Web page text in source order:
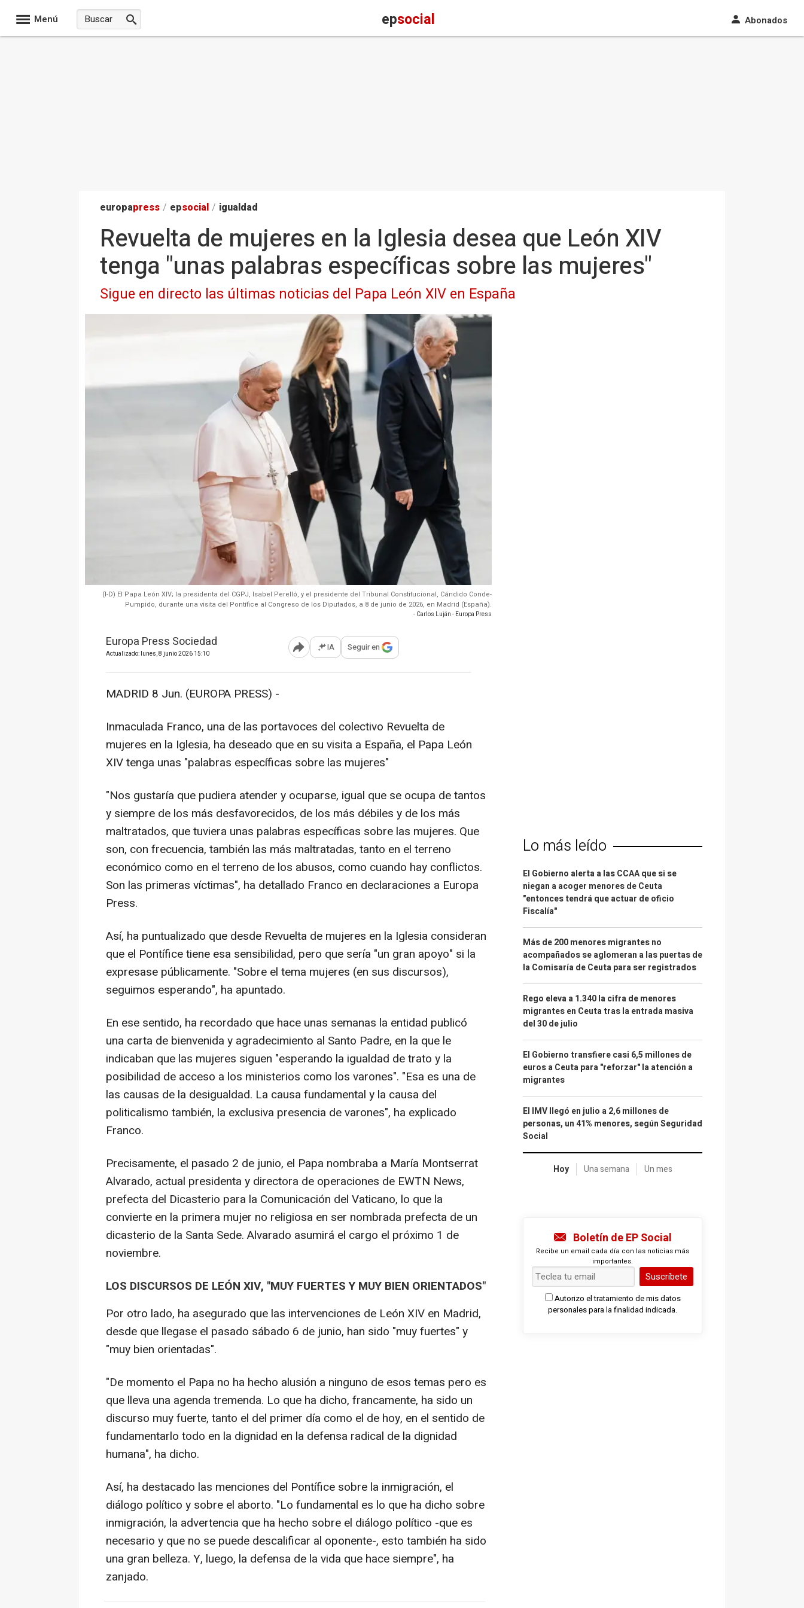
Menú epsocial Abonados
europapress / epsocial / igualdad
Revuelta de mujeres en la Iglesia desea que León XIV
tenga "unas palabras específicas sobre las mujeres"
Sigue en directo las últimas noticias del Papa León XIV en España
(I-D) El Papa León XIV; la presidenta del CGPJ, Isabel Perelló, y el presidente del Tribunal Constitucional, Cándido Conde-
Pumpido, durante una visita del Pontífice al Congreso de los Diputados, a 8 de junio de 2026, en Madrid (España).
- Carlos Luján - Europa Press
Europa Press Sociedad
Actualizado: lunes, 8 junio 2026 15:10 Abrir opciones para compartir
IA Seguir en
MADRID 8 Jun. (EUROPA PRESS) -
Inmaculada Franco, una de las portavoces del colectivo Revuelta de
mujeres en la Iglesia, ha deseado que en su visita a España, el Papa León
XIV tenga unas "palabras específicas sobre las mujeres"
"Nos gustaría que pudiera atender y ocuparse, igual que se ocupa de tantos
y siempre de los más desfavorecidos, de los más débiles y de los más
maltratados, que tuviera unas palabras específicas sobre las mujeres. Que
son, con frecuencia, también las más maltratadas, tanto en el terreno
económico como en el terreno de los abusos, como cuando hay conflictos.
Son las primeras víctimas", ha detallado Franco en declaraciones a Europa
Press.
Así, ha puntualizado que desde Revuelta de mujeres en la Iglesia consideran
que el Pontífice tiene esa sensibilidad, pero que sería "un gran apoyo" si la
expresase públicamente. "Sobre el tema mujeres (en sus discursos),
seguimos esperando", ha apuntado.
En ese sentido, ha recordado que hace unas semanas la entidad publicó
una carta de bienvenida y agradecimiento al Santo Padre, en la que le
indicaban que las mujeres siguen "esperando la igualdad de trato y la
posibilidad de acceso a los ministerios como los varones". "Esa es una de
las causas de la desigualdad. La causa fundamental y la causa del
politicalismo también, la exclusiva presencia de varones", ha explicado
Franco.
Precisamente, el pasado 2 de junio, el Papa nombraba a María Montserrat
Alvarado, actual presidenta y directora de operaciones de EWTN News,
prefecta del Dicasterio para la Comunicación del Vaticano, lo que la
convierte en la primera mujer no religiosa en ser nombrada prefecta de un
dicasterio de la Santa Sede. Alvarado asumirá el cargo el próximo 1 de
noviembre.
LOS DISCURSOS DE LEÓN XIV, "MUY FUERTES Y MUY BIEN ORIENTADOS"
Por otro lado, ha asegurado que las intervenciones de León XIV en Madrid,
desde que llegase el pasado sábado 6 de junio, han sido "muy fuertes" y
"muy bien orientadas".
"De momento el Papa no ha hecho alusión a ninguno de esos temas pero es
que lleva una agenda tremenda. Lo que ha dicho, francamente, ha sido un
discurso muy fuerte, tanto el del primer día como el de hoy, en el sentido de
fundamentarlo todo en la dignidad en la defensa radical de la dignidad
humana", ha dicho.
Así, ha destacado las menciones del Pontífice sobre la inmigración, el
diálogo político y sobre el aborto. "Lo fundamental es lo que ha dicho sobre
inmigración, la advertencia que ha hecho sobre el diálogo político -que es
necesario y que no se puede descalificar al oponente-, esto también ha sido
una gran belleza. Y, luego, la defensa de la vida que hace siempre", ha
zanjado.
Lo más leído
El Gobierno alerta a las CCAA que si se
niegan a acoger menores de Ceuta
"entonces tendrá que actuar de oficio
Fiscalía"
Más de 200 menores migrantes no
acompañados se aglomeran a las puertas de
la Comisaría de Ceuta para ser registrados
Rego eleva a 1.340 la cifra de menores
migrantes en Ceuta tras la entrada masiva
del 30 de julio
El Gobierno transfiere casi 6,5 millones de
euros a Ceuta para "reforzar" la atención a
migrantes
El IMV llegó en julio a 2,6 millones de
personas, un 41% menores, según Seguridad
Social
Hoy Una semana Un mes
Boletín de EP Social
Recibe un email cada día con las noticias más
importantes.
Suscríbete
Autorizo el tratamiento de mis datos
personales para la finalidad indicada.